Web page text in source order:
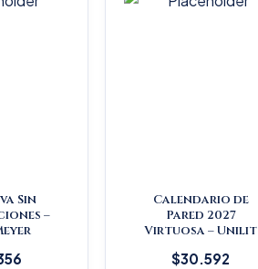
Sin
–
Calendario de
Pared 2027
Virtuosa – Unilit
$30.592